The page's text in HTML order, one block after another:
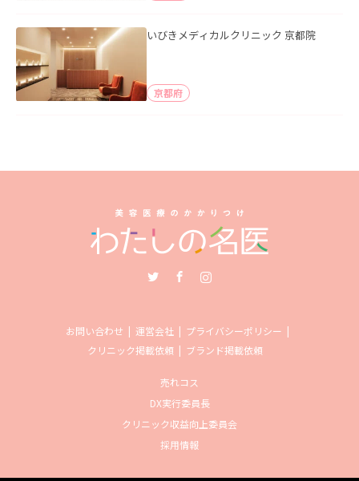
いびきメディカルクリニック 京都院
京都府
お問い合わせ 運営会社
プライバシーポリシー
クリニック掲載依頼
ブランド掲載依頼
売れコス
DX実行委員長
クリニック収益向上委員会
採用情報